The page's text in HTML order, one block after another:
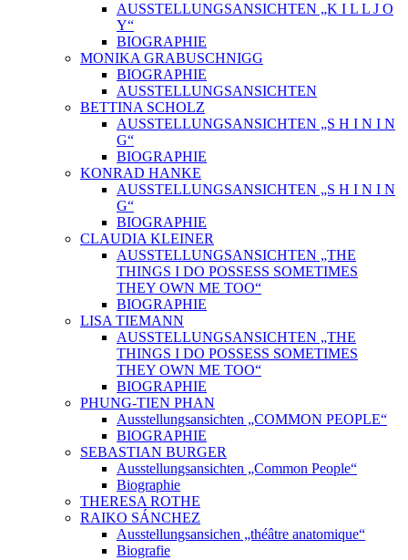
AUSSTELLUNGSANSICHTEN „K I L L J O
Y“
BIOGRAPHIE
MONIKA GRABUSCHNIGG
BIOGRAPHIE
AUSSTELLUNGSANSICHTEN
BETTINA SCHOLZ
AUSSTELLUNGSANSICHTEN „S H I N I N
G“
BIOGRAPHIE
KONRAD HANKE
AUSSTELLUNGSANSICHTEN „S H I N I N
G“
BIOGRAPHIE
CLAUDIA KLEINER
AUSSTELLUNGSANSICHTEN „THE
THINGS I DO POSSESS SOMETIMES
THEY OWN ME TOO“
BIOGRAPHIE
LISA TIEMANN
AUSSTELLUNGSANSICHTEN „THE
THINGS I DO POSSESS SOMETIMES
THEY OWN ME TOO“
BIOGRAPHIE
PHUNG-TIEN PHAN
Ausstellungsansichten „COMMON PEOPLE“
BIOGRAPHIE
SEBASTIAN BURGER
Ausstellungsansichten „Common People“
Biographie
THERESA ROTHE
RAIKO SÁNCHEZ
Ausstellungsansichen „théâtre anatomique“
Biografie